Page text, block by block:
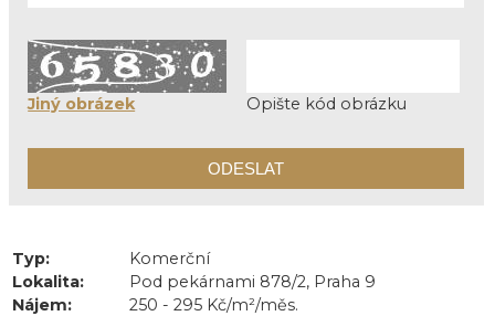
Jiný obrázek Opište kód obrázku
Typ:
Komerční
Lokalita:
Pod pekárnami 878/2, Praha 9
Nájem:
250 - 295 Kč/m²/měs.